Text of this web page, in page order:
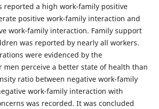
reported a high work-family positive
positive work-family interaction and
work-family interaction. Family support
was reported by nearly all workers.
were evidenced by the
men perceive a better state of health than
ratio between negative work-family
work-family interaction with
was recorded. It was concluded